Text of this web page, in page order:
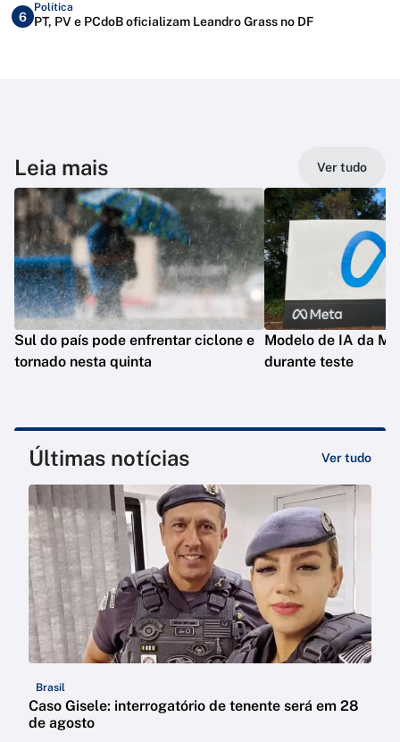
6
Política
PT, PV e PCdoB oficializam Leandro Grass no DF
Leia mais Ver tudo
Sul do país pode enfrentar ciclone e
tornado nesta quinta
Modelo de IA da
durante teste
Últimas notícias Ver tudo
Brasil
Caso Gisele: interrogatório de tenente será em 28
de agosto